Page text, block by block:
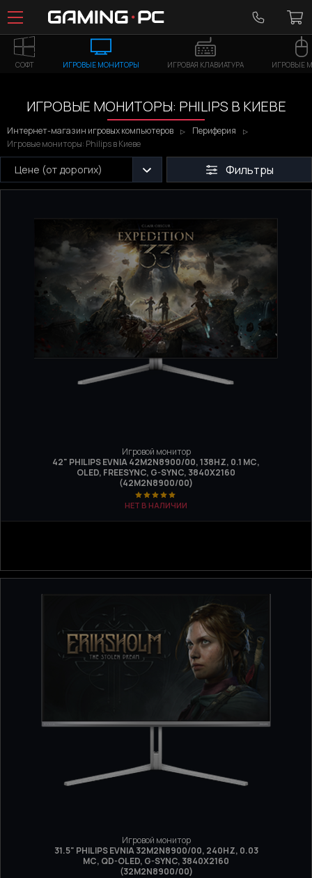
СОФТ ИГРОВЫЕ МОНИТОРЫ ИГРОВАЯ КЛАВИАТУРА ИГРОВЫЕ
ИГРОВЫЕ МОНИТОРЫ: PHILIPS В КИЕВЕ
Интернет-магазин игровых компьютеров
Периферия
Игровые мониторы: Philips в Киеве
Цене (от дорогих) Фильтры
Игровой монитор
42" PHILIPS EVNIA 42M2N8900/00, 138HZ, 0.1 МС,
OLED, FREESYNC, G-SYNC, 3840Х2160
(42M2N8900/00)
НЕТ В НАЛИЧИИ
Игровой монитор
31.5" PHILIPS EVNIA 32M2N8900/00, 240HZ, 0.03
МС, QD-OLED, G-SYNC, 3840Х2160
(32M2N8900/00)